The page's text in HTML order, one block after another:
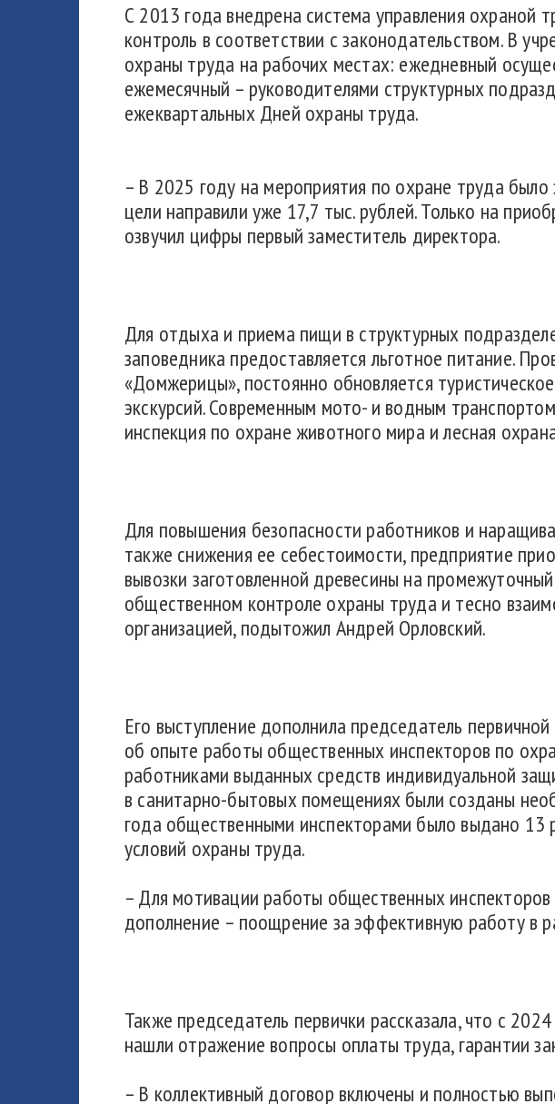
С 2013 года внедрена система управления охраной
контроль в соответствии с законодательством. В
охраны труда на рабочих местах: ежедневный
ежемесячный – руководителями структурных
ежеквартальных Дней охраны труда.
– В 2025 году на мероприятия по охране труда
цели направили уже 17,7 тыс. рублей. Только на
озвучил цифры первый заместитель директора.
Для отдыха и приема пищи в структурных
заповедника предоставляется льготное питание.
«Домжерицы», постоянно обновляется
экскурсий. Современным мото- и водным
инспекция по охране животного мира и лесная
Для повышения безопасности работников и
также снижения ее себестоимости, предприятие
вывозки заготовленной древесины на
общественном контроле охраны труда и тесно
организацией, подытожил Андрей Орловский.
Его выступление дополнила председатель
об опыте работы общественных инспекторов по
работниками выданных средств индивидуальной
в санитарно-бытовых помещениях были созданы
года общественными инспекторами было выдано 13
условий охраны труда.
– Для мотивации работы общественных
дополнение – поощрение за эффективную работу в
Также председатель первички рассказала, что с
нашли отражение вопросы оплаты труда, гарантии
– В коллективный договор включены и полностью